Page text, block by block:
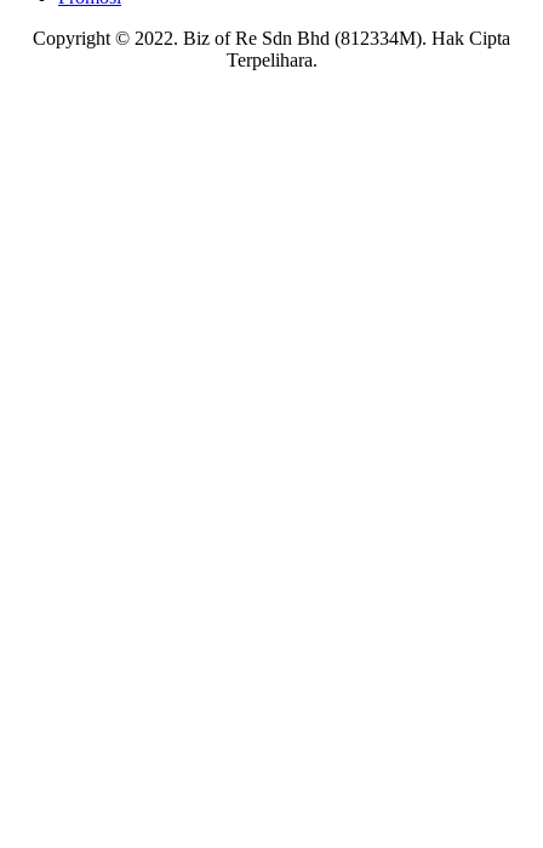
Copyright © 2022. Biz of Re Sdn Bhd (812334M). Hak Cipta
Terpelihara.